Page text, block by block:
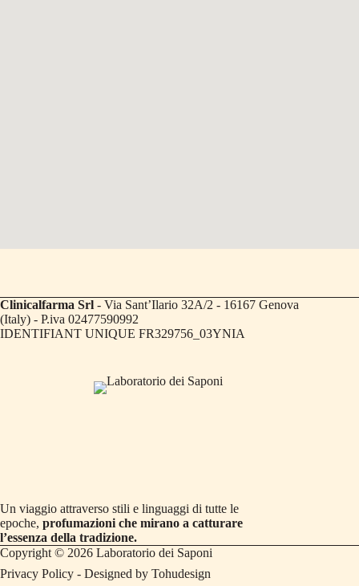
Clinicalfarma Srl - Via Sant’Ilario 32A/2 - 16167 Genova
(Italy) - P.iva 02477590992
IDENTIFIANT UNIQUE FR329756_03YNIA
Un viaggio attraverso stili e linguaggi di tutte le
epoche, profumazioni che mirano a catturare
l’essenza della tradizione.
Copyright © 2026 Laboratorio dei Saponi
Privacy Policy - Designed by Tohudesign